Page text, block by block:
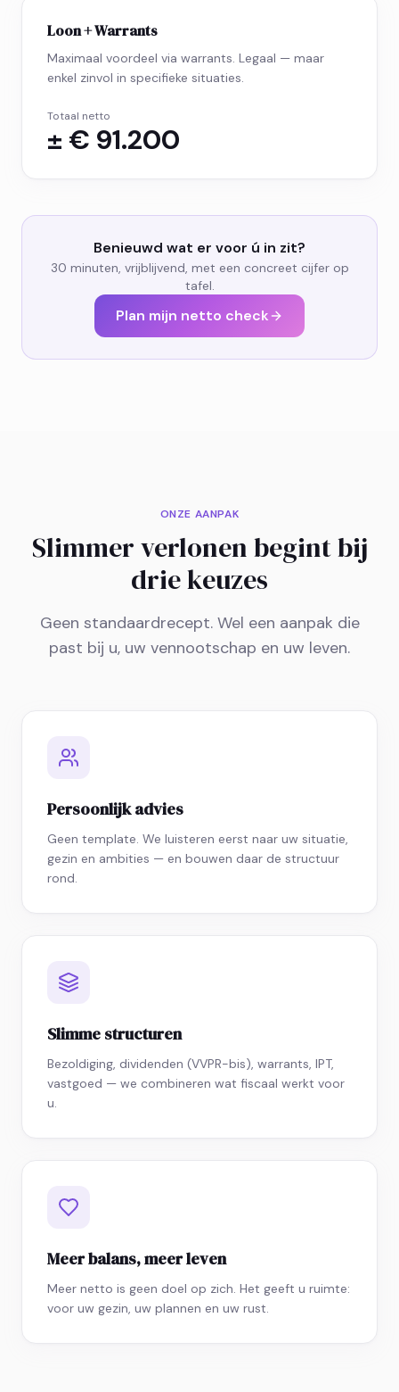
Loon + Warrants
Maximaal voordeel via warrants. Legaal — maar
enkel zinvol in specifieke situaties.
Totaal netto
± € 91.200
Benieuwd wat er voor ú in zit?
30 minuten, vrijblijvend, met een concreet cijfer op
tafel.
Plan mijn netto check
ONZE AANPAK
Slimmer verlonen begint bij
drie keuzes
Geen standaardrecept. Wel een aanpak die
past bij u, uw vennootschap en uw leven.
Persoonlijk advies
Geen template. We luisteren eerst naar uw situatie,
gezin en ambities — en bouwen daar de structuur
rond.
Slimme structuren
Bezoldiging, dividenden (VVPR-bis), warrants, IPT,
vastgoed — we combineren wat fiscaal werkt voor
u.
Meer balans, meer leven
Meer netto is geen doel op zich. Het geeft u ruimte:
voor uw gezin, uw plannen en uw rust.